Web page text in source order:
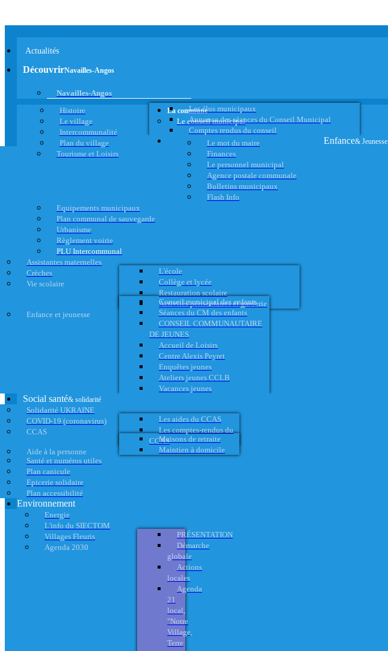
Actualités
DécouvrirNavailles-Angos
Navailles-Angos
Histoire
Le village
Intercommunalité
Plan du village
Tourisme et Loisirs
La commune
Le conseil municipal
Les élus municipaux
Annonce des séances du Conseil Municipal
Comptes rendus du conseil
Le mot du maire
Finances
Le personnel municipal
Agence postale communale
Bulletins municipaux
Flash Info
Equipements municipaux
Plan communal de sauvegarde
Urbanisme
Règlement voirie
PLU Intercommunal
Enfance& Jeunesse
Assistantes maternelles
Crèches
Vie scolaire
L'école
Collège et lycée
Restauration scolaire
Activités périscolaires et garderie
Enfance et jeunesse
Conseil municipal des enfants
Séances du CM des enfants
CONSEIL COMMUNAUTAIRE
DE JEUNES
Accueil de Loisirs
Centre Alexis Peyret
Enquêtes jeunes
Ateliers jeunes CCLB
Vacances jeunes
Social santé& solidarité
Solidarité UKRAINE
COVID-19 (coronavirus)
CCAS
Les aides du CCAS
Les comptes-rendus du
CCAS
Aide à la personne
Maisons de retraite
Maintien à domicile
Santé et numéros utiles
Plan canicule
Epicerie solidaire
Plan accessibilité
Environnement
Energie
L'info du SIECTOM
Villages Fleuris
Agenda 2030
PRÉSENTATION
Démarche
globale
Actions
locales
Agenda
21
local,
"Notre
Village,
Terre